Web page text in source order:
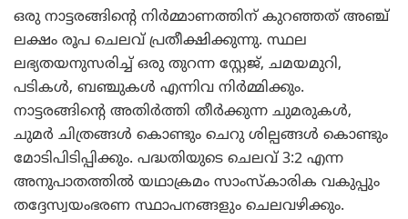
ഒരു നാട്ടരങ്ങിന്റെ നിര്‍മ്മാണത്തിന് കുറഞ്ഞത് അഞ്ച്
ലക്ഷം രൂപ ചെലവ് പ്രതീക്ഷിക്കുന്നു. സ്ഥല
ലഭ്യതയനുസരിച്ച് ഒരു തുറന്ന സ്റ്റേജ്, ചമയമുറി,
പടികള്‍, ബഞ്ചുകള്‍ എന്നിവ നിര്‍മ്മിക്കും.
നാട്ടരങ്ങിന്റെ അതിര്‍ത്തി തീര്‍ക്കുന്ന ചുമരുകള്‍,
ചുമര്‍ ചിത്രങ്ങള്‍ കൊണ്ടും ചെറു ശില്പങ്ങള്‍ കൊണ്ടും
മോടിപിടിപ്പിക്കും. പദ്ധതിയുടെ ചെലവ് 3:2 എന്ന
അനുപാതത്തില്‍ യഥാക്രമം സാംസ്‌കാരിക വകുപ്പും
തദ്ദേസ്വയംഭരണ സ്ഥാപനങ്ങളും ചെലവഴിക്കും.